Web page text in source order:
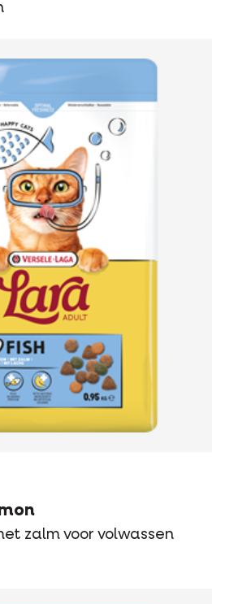
zalm voor volwassen